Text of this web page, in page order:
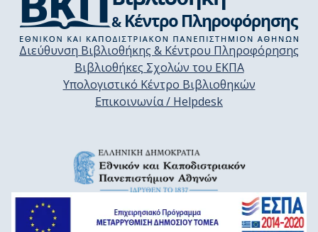
Διεύθυνση Βιβλιοθήκης & Κέντρου Πληροφόρησης
Βιβλιοθήκες Σχολών του ΕΚΠΑ
Υπολογιστικό Κέντρο Βιβλιοθηκών
Επικοινωνία / Helpdesk